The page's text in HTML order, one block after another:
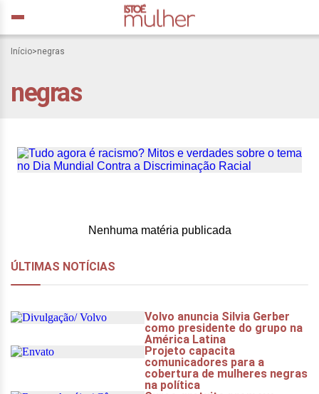
Início>negras
negras
Tudo agora é racismo?
tema no Dia Mundial
Contra a Discriminação
Nenhuma matéria publicada